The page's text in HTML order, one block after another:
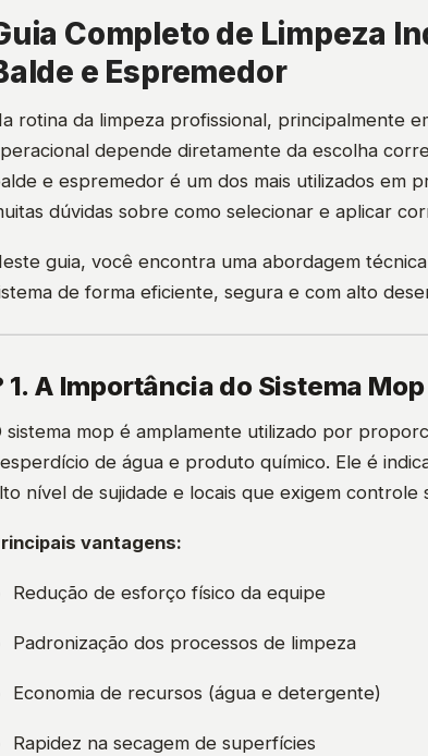
Completo de Limpeza
e Espremedor
rotina da limpeza profissional, principalmente
depende diretamente da escolha
e espremedor é um dos mais utilizados em
dúvidas sobre como selecionar e aplicar
guia, você encontra uma abordagem
de forma eficiente, segura e com alto
1. A Importância do Sistema
sistema mop é amplamente utilizado por
de água e produto químico. Ele é
nível de sujidade e locais que exigem controle
vantagens:
Redução de esforço físico da equipe
Padronização dos processos de limpeza
Economia de recursos (água e detergente)
Rapidez na secagem de superfícies